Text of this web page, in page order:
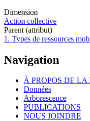
Dimension
Action collective
Parent (attribut)
1. Types de ressources
Navigation
À PROPOS DE LA
Données
Arborescence
PUBLICATIONS
NOUS JOINDRE